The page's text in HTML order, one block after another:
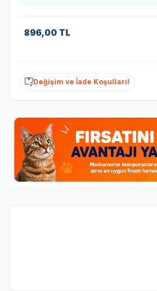
896,00 TL
Değişim ve İade Koşulları!